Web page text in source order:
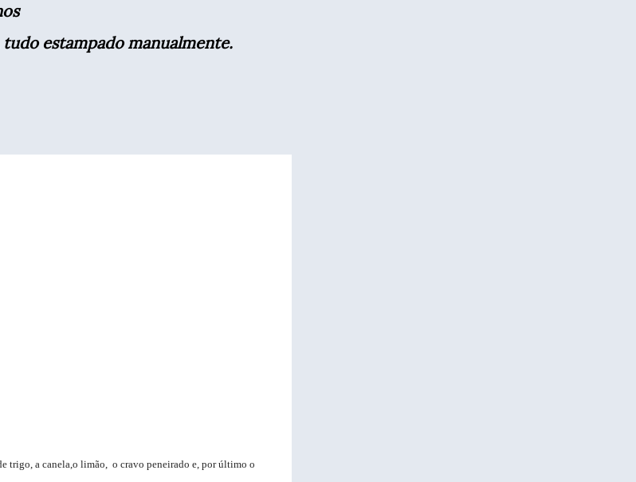
tudo estampado manualmente.
trigo, a canela,o limão, o cravo peneirado e, por último o